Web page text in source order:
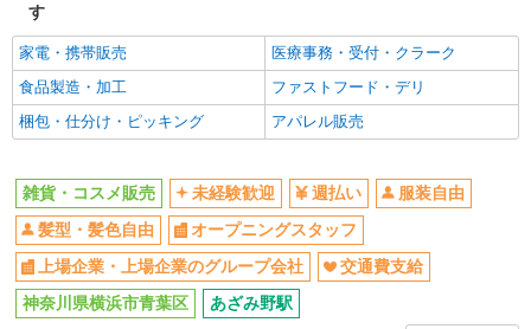
雑貨・コスメ販売
同じ特徴から求人を探す
未経験歓迎
服装自由
社
交通費支給
す
家電・携帯販売
医療事務・受付・クラーク
食品製造・加工
ファストフード・デリ
梱包・仕分け・ピッキング
アパレル販売
雑貨・コスメ販売 未経験歓迎 週払い
服装自由
髪型・髪色自由
オープニングスタッフ
上場企業・上場企業のグループ会社
交通費支給
神奈川県横浜市青葉区
あざみ野駅